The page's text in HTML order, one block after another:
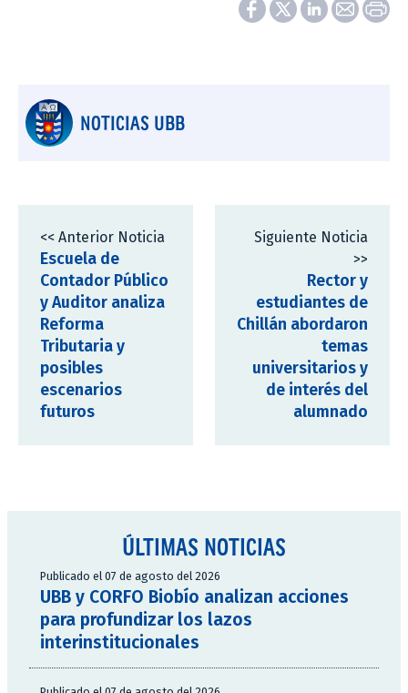
NOTICIAS UBB
<< Anterior Noticia
Escuela de
Contador Público
y Auditor analiza
Reforma
Tributaria y
posibles
escenarios
futuros
Siguiente Noticia
>>
Rector y
estudiantes de
Chillán abordaron
temas
universitarios y
de interés del
alumnado
ÚLTIMAS NOTICIAS
Publicado el 07 de agosto del 2026
UBB y CORFO Biobío analizan acciones
para profundizar los lazos
interinstitucionales